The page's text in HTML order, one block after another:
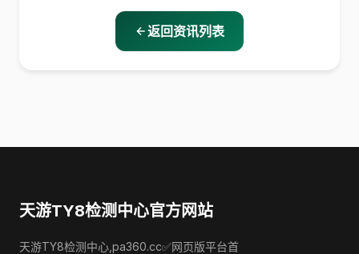
返回资讯列表
天游TY8检测中心官方网站
天游TY8检测中心,pa360.cc✅网页版平台首